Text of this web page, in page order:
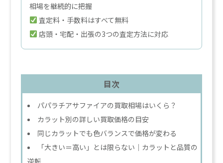
相場を継続的に把握
査定料・手数料はすべて無料
店頭・宅配・出張の3つの査定方法に対応
目次
パパラチアサファイアの買取相場はいくら？
カラット別の詳しい買取価格の目安
同じカラットでも色バランスで価格が変わる
「大きい＝高い」とは限らない｜カラットと品質の
逆転